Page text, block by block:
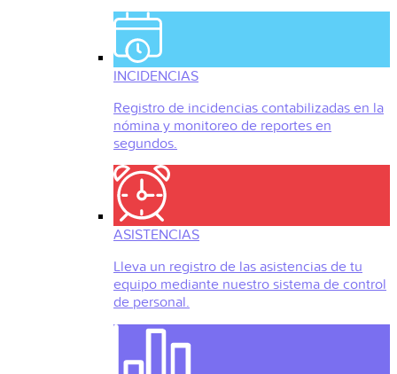
INCIDENCIAS
Registro de incidencias contabilizadas en la
nómina y monitoreo de reportes en
segundos.
ASISTENCIAS
Lleva un registro de las asistencias de tu
equipo mediante nuestro sistema de control
de personal.